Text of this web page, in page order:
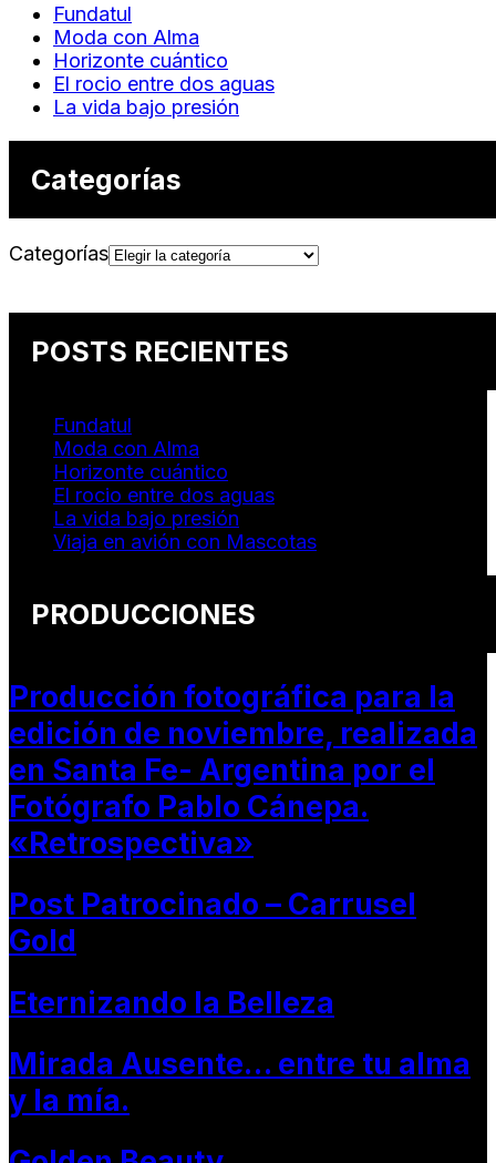
Fundatul
Moda con Alma
Horizonte cuántico
El rocio entre dos aguas
La vida bajo presión
Categorías
Categorías
POSTS RECIENTES
Fundatul
Moda con Alma
Horizonte cuántico
El rocio entre dos aguas
La vida bajo presión
Viaja en avión con Mascotas
PRODUCCIONES
Producción fotográfica para la
edición de noviembre, realizada
en Santa Fe- Argentina por el
Fotógrafo Pablo Cánepa.
«Retrospectiva»
Post Patrocinado – Carrusel
Gold
Eternizando la Belleza
Mirada Ausente… entre tu alma
y la mía.